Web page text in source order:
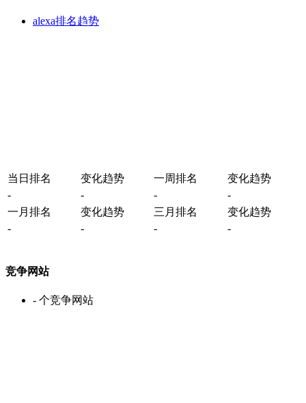
alexa排名趋势
当日排名 变化趋势 一周排名
变化趋势
-
- -
-
一月排名
变化趋势 三月排名
变化趋势
-
- - -
竞争网站
- 个竞争网站